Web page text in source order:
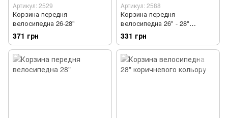
Артикул: 2529
Корзина передня
велосипедна 26-28"
371 грн
Артикул: 2588
Корзина передня
велосипедна 26" - 28"
маленька
331 грн